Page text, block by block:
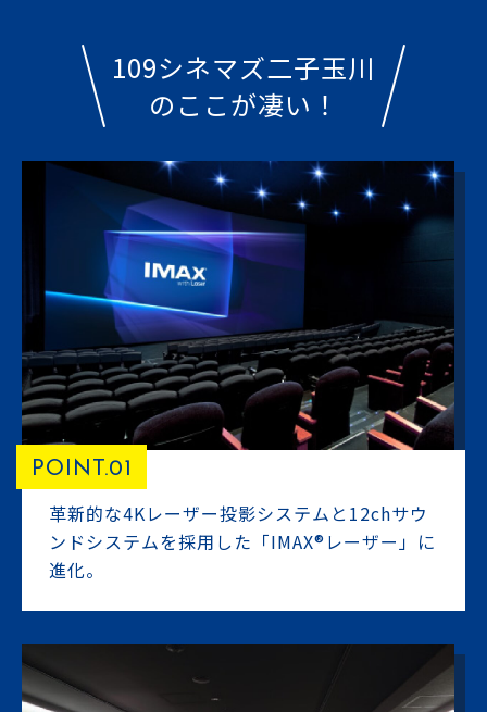
109シネマズ二子玉川
のここが凄い！
POINT.01
革新的な4Kレーザー投影システムと12chサウ
ンドシステムを採用した「IMAX®レーザー」に
進化。